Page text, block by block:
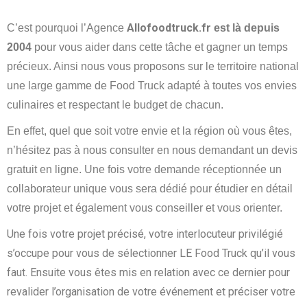
C’est pourquoi l’Agence Allofoodtruck.fr est là depuis
2004 pour vous aider dans cette tâche et gagner un temps
précieux. Ainsi nous vous proposons sur le territoire national
une large gamme de Food Truck adapté à toutes vos envies
culinaires et respectant le budget de chacun.
En effet, quel que soit votre envie et la région où vous êtes,
n’hésitez pas à nous consulter en nous demandant un devis
gratuit en ligne. Une fois votre demande réceptionnée un
collaborateur unique vous sera dédié pour étudier en détail
votre projet et également vous conseiller et vous orienter.
Une fois votre projet précisé, votre interlocuteur privilégié
s’occupe pour vous de sélectionner LE Food Truck qu’il vous
faut. Ensuite vous êtes mis en relation avec ce dernier pour
revalider l’organisation de votre événement et préciser votre